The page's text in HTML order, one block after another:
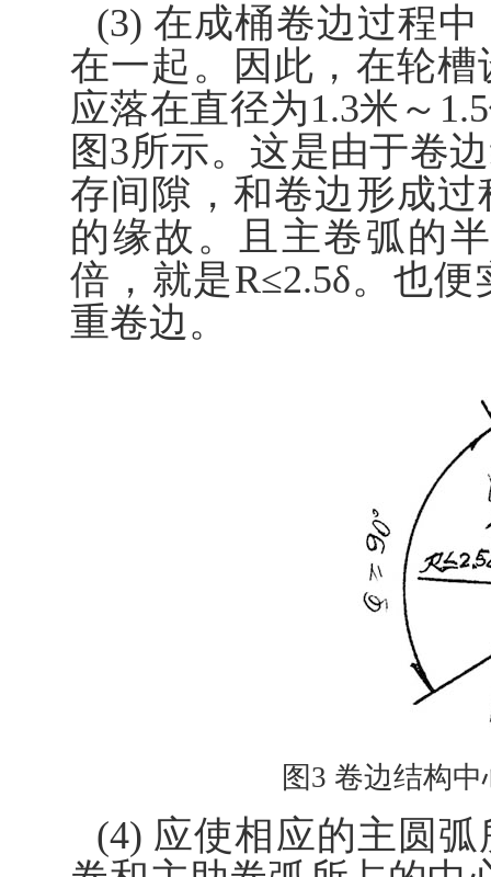
(3) 在成桶卷边过程
在一起。因此，在轮
应落在直径为1.3米～
图3所示。这是由于卷
存间隙，和卷边形成
的缘故。且主卷弧的
倍，就是R≤2.5δ。也
重卷边。
图3 卷边结构
(4) 应使相应的主圆